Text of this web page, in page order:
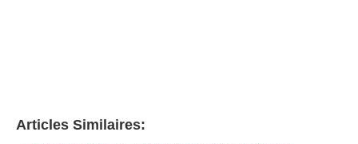
Articles Similaires: